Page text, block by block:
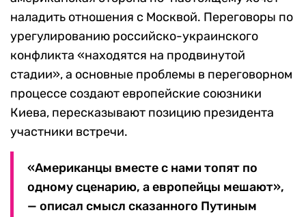
наладить отношения с Москвой. Переговоры по
урегулированию российско-украинского
конфликта «находятся на продвинутой
стадии», а основные проблемы в переговорном
процессе создают европейские союзники
Киева, пересказывают позицию президента
участники встречи.
«Американцы вместе с нами топят по
одному сценарию, а европейцы мешают»,
— описал смысл сказанного Путиным